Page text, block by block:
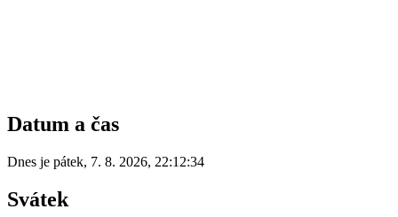
Datum a čas
Dnes je pátek, 7. 8. 2026, 22:12:34
Svátek